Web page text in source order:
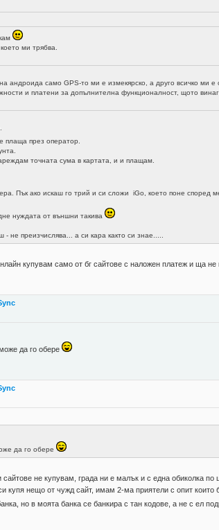
ми трябва.
само GPS-то ми е измекярско, а друго всичко ми
и платени за допълнителна функционалност, щото
плаща през оператор.
точната сума в картата, и и плащам.
Пък ако искаш го трий и си сложи iGo, което поне според
нуждата от външни такива
- не преизчислява... а си кара както си знае.....
купувам само от бг сайтове с наложен платеж и ща
да го обере
да го обере
не купувам, града ни е малък и с една обиколка
купя нещо от чужд сайт, имам 2-ма приятели с опит
но в моята банка се банкира с тан кодове, а не с ел